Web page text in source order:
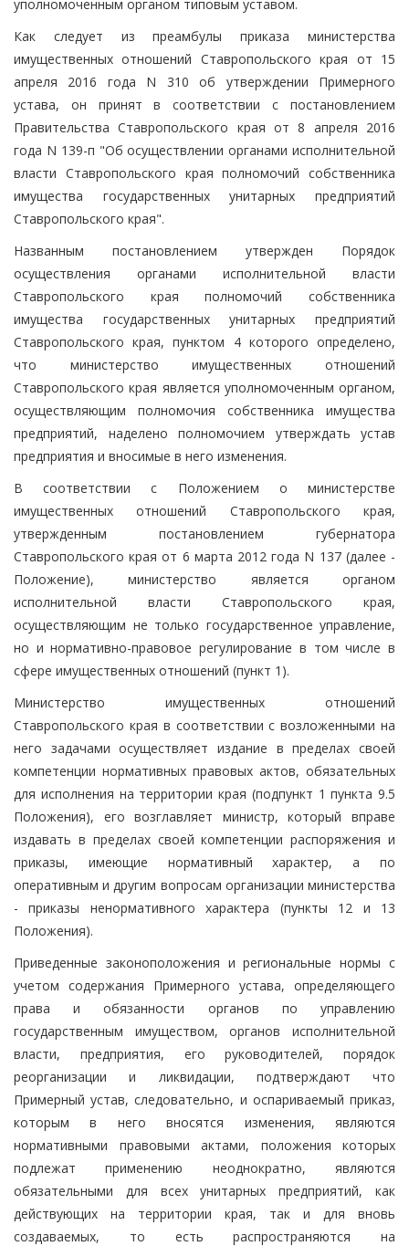
уполномоченным органом типовым уставом.
Как следует из преамбулы приказа министерства
имущественных отношений Ставропольского края от 15
апреля 2016 года N 310 об утверждении Примерного
устава, он принят в соответствии с постановлением
Правительства Ставропольского края от 8 апреля 2016
года N 139-п "Об осуществлении органами исполнительной
власти Ставропольского края полномочий собственника
имущества государственных унитарных предприятий
Ставропольского края".
Названным постановлением утвержден Порядок
осуществления органами исполнительной власти
Ставропольского края полномочий собственника
имущества государственных унитарных предприятий
Ставропольского края, пунктом 4 которого определено,
что министерство имущественных отношений
Ставропольского края является уполномоченным органом,
осуществляющим полномочия собственника имущества
предприятий, наделено полномочием утверждать устав
предприятия и вносимые в него изменения.
В соответствии с Положением о министерстве
имущественных отношений Ставропольского края,
утвержденным постановлением губернатора
Ставропольского края от 6 марта 2012 года N 137 (далее -
Положение), министерство является органом
исполнительной власти Ставропольского края,
осуществляющим не только государственное управление,
но и нормативно-правовое регулирование в том числе в
сфере имущественных отношений (пункт 1).
Министерство имущественных отношений
Ставропольского края в соответствии с возложенными на
него задачами осуществляет издание в пределах своей
компетенции нормативных правовых актов, обязательных
для исполнения на территории края (подпункт 1 пункта 9.5
Положения), его возглавляет министр, который вправе
издавать в пределах своей компетенции распоряжения и
приказы, имеющие нормативный характер, а по
оперативным и другим вопросам организации министерства
- приказы ненормативного характера (пункты 12 и 13
Положения).
Приведенные законоположения и региональные нормы с
учетом содержания Примерного устава, определяющего
права и обязанности органов по управлению
государственным имуществом, органов исполнительной
власти, предприятия, его руководителей, порядок
реорганизации и ликвидации, подтверждают что
Примерный устав, следовательно, и оспариваемый приказ,
которым в него вносятся изменения, являются
нормативными правовыми актами, положения которых
подлежат применению неоднократно, являются
обязательными для всех унитарных предприятий, как
действующих на территории края, так и для вновь
создаваемых, то есть распространяются на